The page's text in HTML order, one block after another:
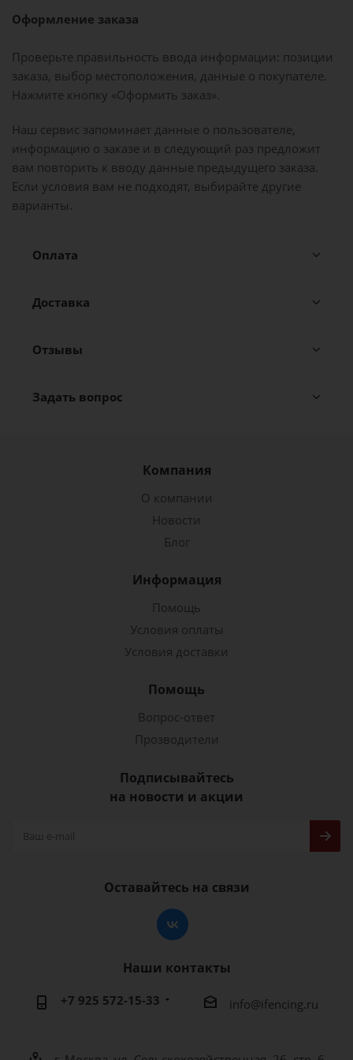
Оформление заказа
Проверьте правильность ввода информации: позиции
заказа, выбор местоположения, данные о покупателе.
Нажмите кнопку «Оформить заказ».
Наш сервис запоминает данные о пользователе,
информацию о заказе и в следующий раз предложит
вам повторить к вводу данные предыдущего заказа.
Если условия вам не подходят, выбирайте другие
варианты.
Оплата
Доставка
Отзывы
Задать вопрос
Компания
О компании
Новости
Блог
Информация
Помощь
Условия оплаты
Условия доставки
Помощь
Вопрос-ответ
Прозводители
Подписывайтесь
на новости и акции
Оставайтесь на связи
Наши контакты
+7 925 572-15-33 info@ifencing.ru